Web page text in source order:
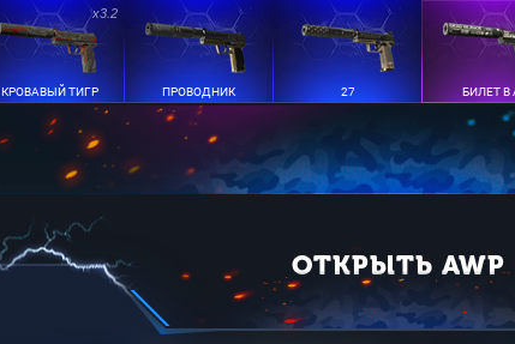
x3.2
КРОВАВЫЙ ТИГР ПРОВОДНИК 27 БИЛЕТ В
ОТКРЫТЬ AWP